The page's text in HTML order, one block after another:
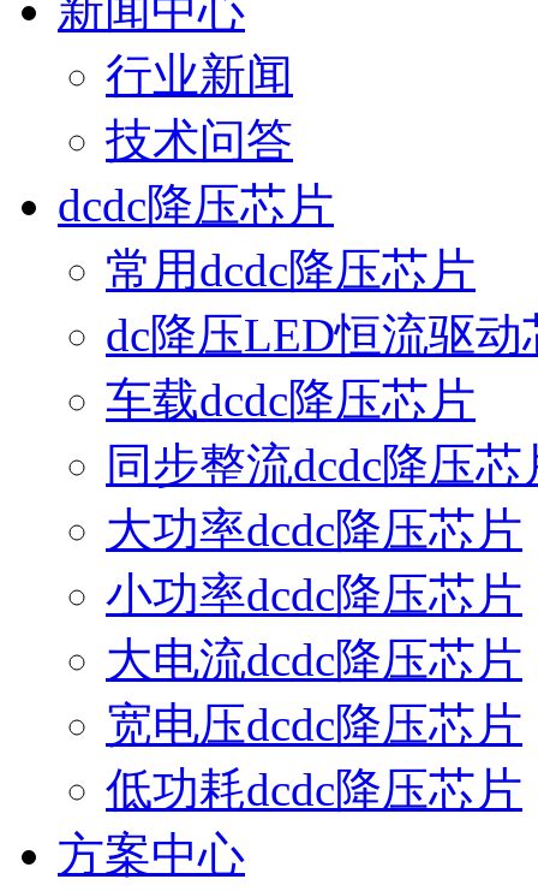
行业新闻
技术问答
dcdc降压芯片
常用dcdc降压芯片
dc降压LED恒流驱动
车载dcdc降压芯片
同步整流dcdc降压芯
大功率dcdc降压芯片
小功率dcdc降压芯片
大电流dcdc降压芯片
宽电压dcdc降压芯片
低功耗dcdc降压芯片
方案中心